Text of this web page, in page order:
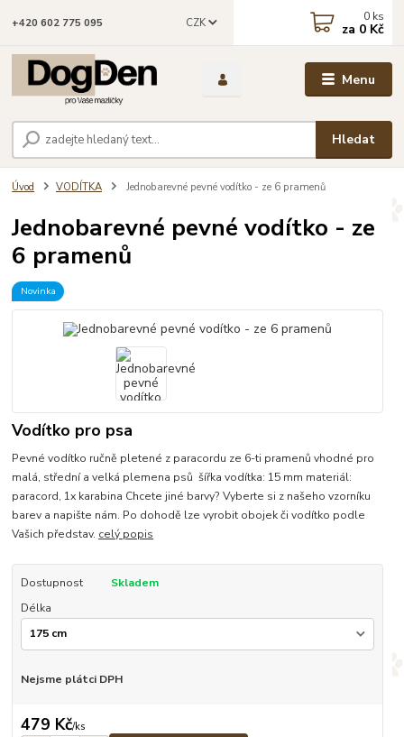
Menu
CZK
Hledat
+420 602 775 095 0 ks
za 0 Kč
Úvod VODÍTKA Jednobarevné pevné vodítko - ze 6 pramenů
Jednobarevné pevné vodítko - ze
6 pramenů
Novinka
Vodítko pro psa
Pevné vodítko ručně pletené z paracordu ze 6-ti pramenů vhodné pro
malá, střední a velká plemena psů šířka vodítka: 15 mm materiál:
paracord, 1x karabina Chcete jiné barvy? Vyberte si z našeho vzorníku
barev a napište nám. Po dohodě lze vyrobit obojek či vodítko podle
Vašich představ. celý popis
Dostupnost
Skladem
Délka
Nejsme plátci DPH
479 Kč/ks